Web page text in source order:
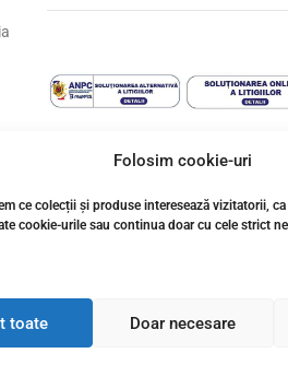
Folosim cookie-uri
ce colecții și produse interesează vizitatorii,
cookie-urile sau continua doar cu cele strict
toate Doar necesare
↩️ Retragere din contract
și materialele tehnice, este